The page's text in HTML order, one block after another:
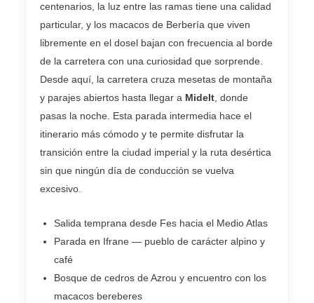
centenarios, la luz entre las ramas tiene una calidad
particular, y los macacos de Berbería que viven
libremente en el dosel bajan con frecuencia al borde
de la carretera con una curiosidad que sorprende.
Desde aquí, la carretera cruza mesetas de montaña
y parajes abiertos hasta llegar a Midelt, donde
pasas la noche. Esta parada intermedia hace el
itinerario más cómodo y te permite disfrutar la
transición entre la ciudad imperial y la ruta desértica
sin que ningún día de conducción se vuelva
excesivo.
Salida temprana desde Fes hacia el Medio Atlas
Parada en Ifrane — pueblo de carácter alpino y
café
Bosque de cedros de Azrou y encuentro con los
macacos bereberes